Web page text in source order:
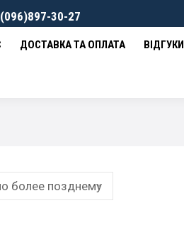
30-27
ДОСТАВКА ТА ОПЛАТА ВІДГУКИ
НОВИНИ